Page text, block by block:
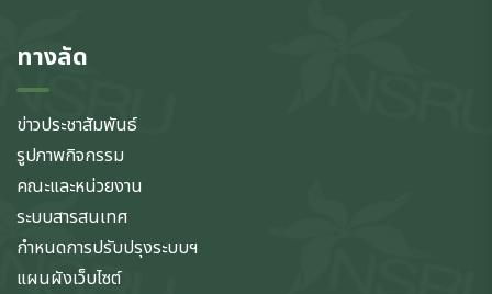
ทางลัด
ข่าวประชาสัมพันธ์
รูปภาพกิจกรรม
คณะและหน่วยงาน
ระบบสารสนเทศ
กำหนดการปรับปรุงระบบฯ
แผนผังเว็บไซต์